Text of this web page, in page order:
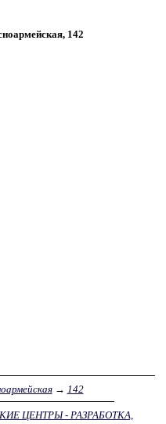
142
→ 142
ЦЕНТРЫ - РАЗРАБОТКА,